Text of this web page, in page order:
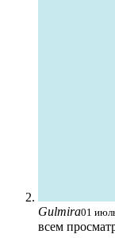
Gulmira01
всем